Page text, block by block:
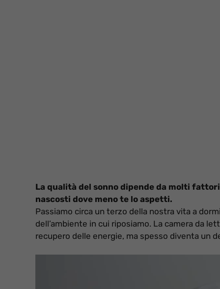
La qualità del sonno dipende da molti
nascosti dove meno te lo aspetti.
Passiamo circa un terzo della nostra vita a
dell’ambiente in cui riposiamo. La camera da
recupero delle energie, ma spesso diventa un